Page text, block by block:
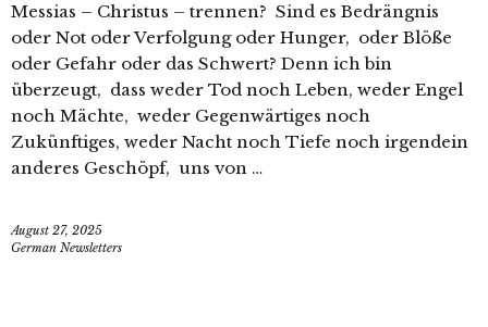
Messias – Christus – trennen? Sind es Bedrängnis
oder Not oder Verfolgung oder Hunger, oder Blöße
oder Gefahr oder das Schwert? Denn ich bin
überzeugt, dass weder Tod noch Leben, weder Engel
noch Mächte, weder Gegenwärtiges noch
Zukünftiges, weder Nacht noch Tiefe noch irgendein
anderes Geschöpf, uns von …
August 27, 2025
German Newsletters